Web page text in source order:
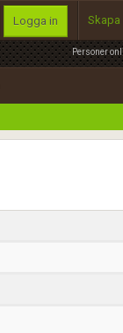
Personer
Logga in